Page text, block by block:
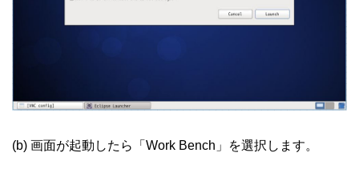
(b) 画面が起動したら「Work Bench」を選択します。